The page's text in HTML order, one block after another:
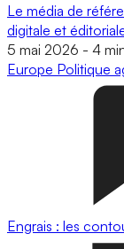
Le média de
digitale et
5 mai 2026 - 4
Europe Politique
Engrais : les